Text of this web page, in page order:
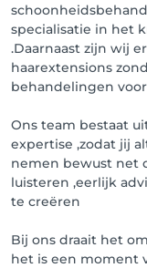
specialisatie in het
.Daarnaast zijn wij
haarextensions
behandelingen
Ons team bestaat
expertise ,zodat jij
nemen bewust net
luisteren ,eerlijk
te creëren
Bij ons draait het
het is een moment